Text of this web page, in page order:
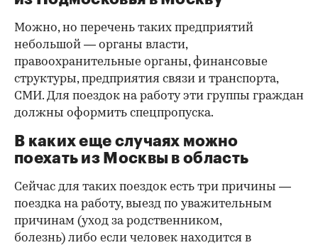
Можно, но перечень таких предприятий
небольшой — органы власти,
правоохранительные органы, финансовые
структуры, предприятия связи и транспорта,
СМИ. Для поездок на работу эти группы граждан
должны оформить спецпропуска.
В каких еще случаях можно
поехать из Москвы в область
Сейчас для таких поездок есть три причины —
поездка на работу, выезд по уважительным
причинам (уход за родственником,
болезнь) либо если человек находится в